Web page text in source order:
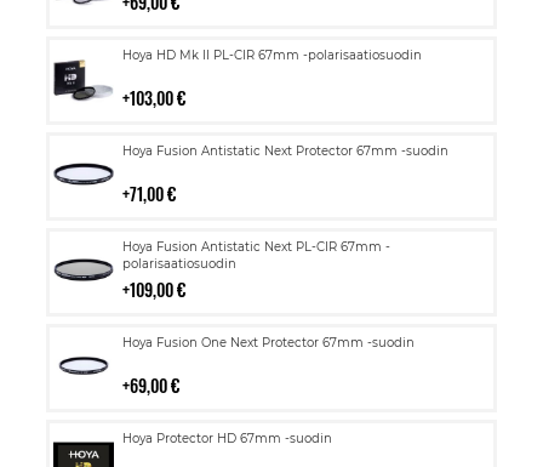
Hoya HD Mk II PL-CIR 67mm -polarisaatiosuodin
103,00 €
Lisää
Hoya Fusion Antistatic Next Protector 67mm -suodin
71,00 €
Lisää
Hoya Fusion Antistatic Next PL-CIR 67mm -
polarisaatiosuodin
109,00 €
Lisää
ostoskoriin
Hoya Fusion One Next Protector 67mm -suodin
69,00 €
Lisää
Hoya Protector HD 67mm -suodin
Lisää